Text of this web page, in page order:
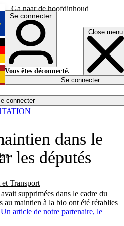
Ga naar de hoofdinhoud
Close menu
connecter
Transport
English
Deutsch
Español
Se connecter
Vous êtes déconnecté.
Se connecter
dans le
les députés
supprimées dans le cadre du
au maintien à la bio ont été rétablies
Un article de notre partenaire, le